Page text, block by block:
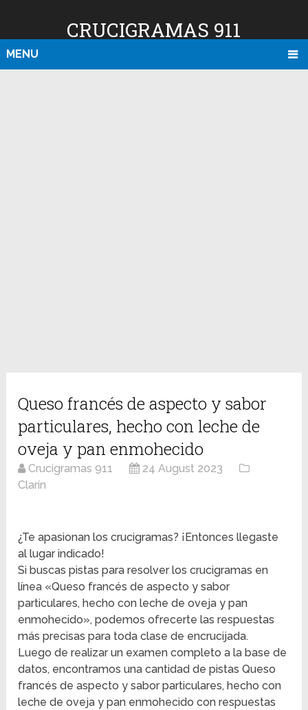
CRUCIGRAMAS 911
MENU
Queso francés de aspecto y sabor
particulares, hecho con leche de
oveja y pan enmohecido
Crucigramas 911
24 August 2023
Clarín
¿Te apasionan los crucigramas? ¡Entonces llegaste
al lugar indicado!
Si buscas pistas para resolver los crucigramas en
línea «Queso francés de aspecto y sabor
particulares, hecho con leche de oveja y pan
enmohecido», podemos ofrecerte las respuestas
más precisas para toda clase de encrucijada.
Luego de realizar un examen completo a la base de
datos, encontramos una cantidad de pistas Queso
francés de aspecto y sabor particulares, hecho con
leche de oveja y pan enmohecido con respuestas